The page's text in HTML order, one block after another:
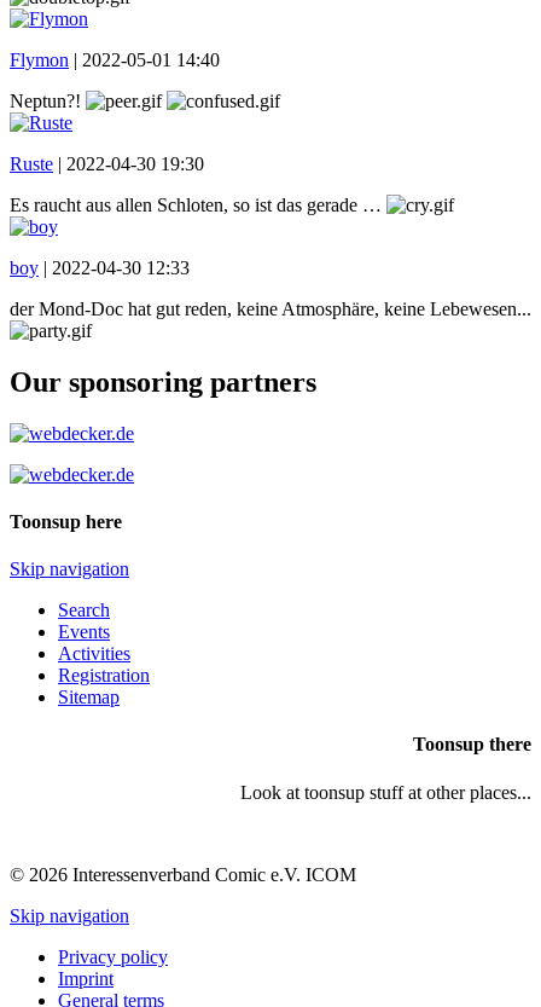
Flymon | 2022-05-01 14:40
Neptun?!
Ruste | 2022-04-30 19:30
Es raucht aus allen Schloten, so ist das gerade …
boy | 2022-04-30 12:33
der Mond-Doc hat gut reden, keine Atmosphäre, keine Lebewesen...
Our sponsoring partners
Toonsup here
Skip navigation
Search
Events
Activities
Registration
Sitemap
Toonsup there
Look at toonsup stuff at other places...
© 2026 Interessenverband Comic e.V. ICOM
Skip navigation
Privacy policy
Imprint
General terms